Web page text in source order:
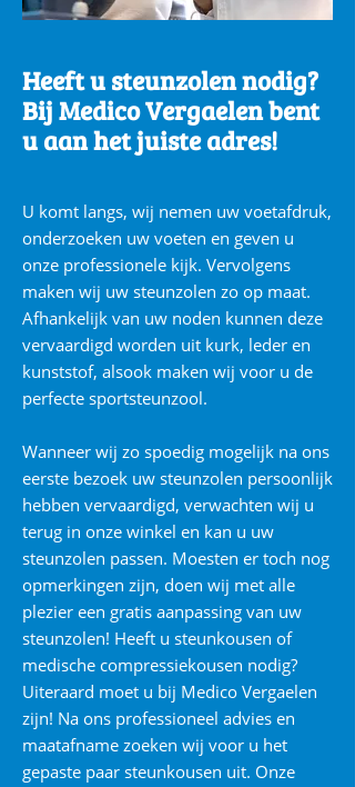
Heeft u steunzolen nodig?
Bij Medico Vergaelen bent
u aan het juiste adres!
U komt langs, wij nemen uw voetafdruk,
onderzoeken uw voeten en geven u
onze professionele kijk. Vervolgens
maken wij uw steunzolen zo op maat.
Afhankelijk van uw noden kunnen deze
vervaardigd worden uit kurk, leder en
kunststof, alsook maken wij voor u de
perfecte sportsteunzool.
Wanneer wij zo spoedig mogelijk na ons
eerste bezoek uw steunzolen persoonlijk
hebben vervaardigd, verwachten wij u
terug in onze winkel en kan u uw
steunzolen passen. Moesten er toch nog
opmerkingen zijn, doen wij met alle
plezier een gratis aanpassing van uw
steunzolen! Heeft u steunkousen of
medische compressiekousen nodig?
Uiteraard moet u bij Medico Vergaelen
zijn! Na ons professioneel advies en
maatafname zoeken wij voor u het
gepaste paar steunkousen uit. Onze